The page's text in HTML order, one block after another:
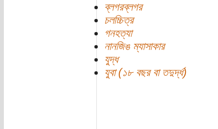
ব্লগরব্লগর
চলচ্চিত্র
গনহত্যা
নানজিঙ ম্যাসাকার
যুদ্ধ
যুবা (১৮ বছর বা তদুর্দ্ধ)